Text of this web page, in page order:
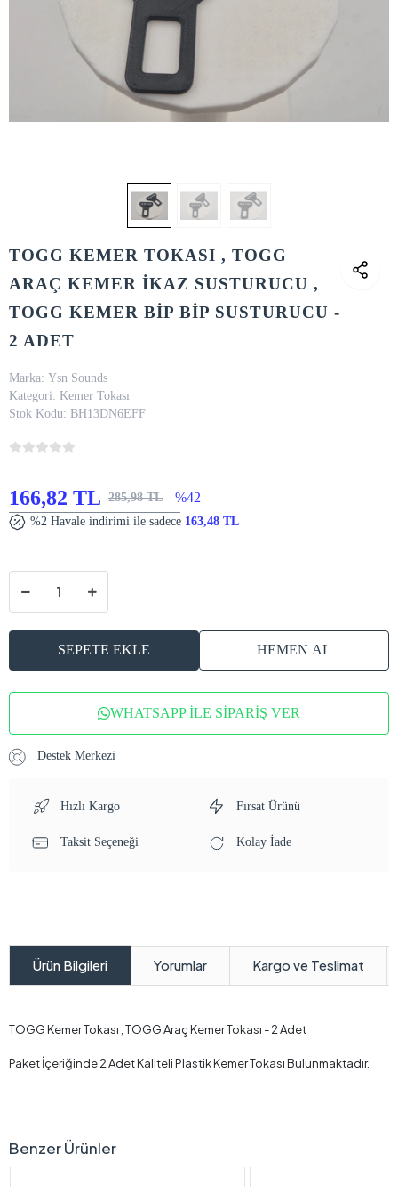
TOGG KEMER TOKASI , TOGG
ARAÇ KEMER İKAZ SUSTURUCU ,
TOGG KEMER BİP BİP SUSTURUCU -
2 ADET
Marka: Ysn Sounds
Kategori: Kemer Tokası
Stok Kodu: BH13DN6EFF
166,82 TL 285,98 TL %42
%2 Havale indirimi ile sadece 163,48 TL
SEPETE EKLE HEMEN AL
WHATSAPP İLE SİPARİŞ VER
Destek Merkezi
Hızlı Kargo Fırsat Ürünü
Taksit Seçeneği Kolay İade
Ürün Bilgileri Yorumlar Kargo ve Teslimat
TOGG Kemer Tokası , TOGG Araç Kemer Tokası - 2 Adet
Paket İçeriğinde 2 Adet Kaliteli Plastik Kemer Tokası Bulunmaktadır.
Benzer Ürünler